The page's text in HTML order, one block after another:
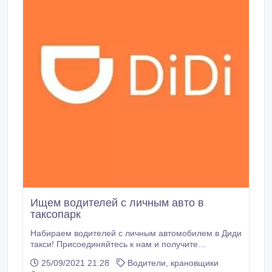
Ищем водителей с личным авто в
таксопарк
Набираем водителей с личным автомобилем в Диди
такси! Присоединяйтесь к нам и получите
до 300 000 тенге в неделю. Предлагаем Вам
25/09/2021 21:28
Водители, крановщики